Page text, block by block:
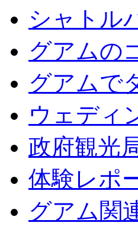
シャトル
グアムの
グアムで
ウェディ
政府観光
体験レポ
グアム関